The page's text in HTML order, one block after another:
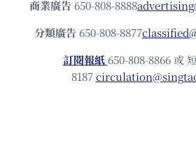
商業廣告 650-808-8888
分類廣告 650-808-8877
訂閱報紙 650-808-8866 或
8187